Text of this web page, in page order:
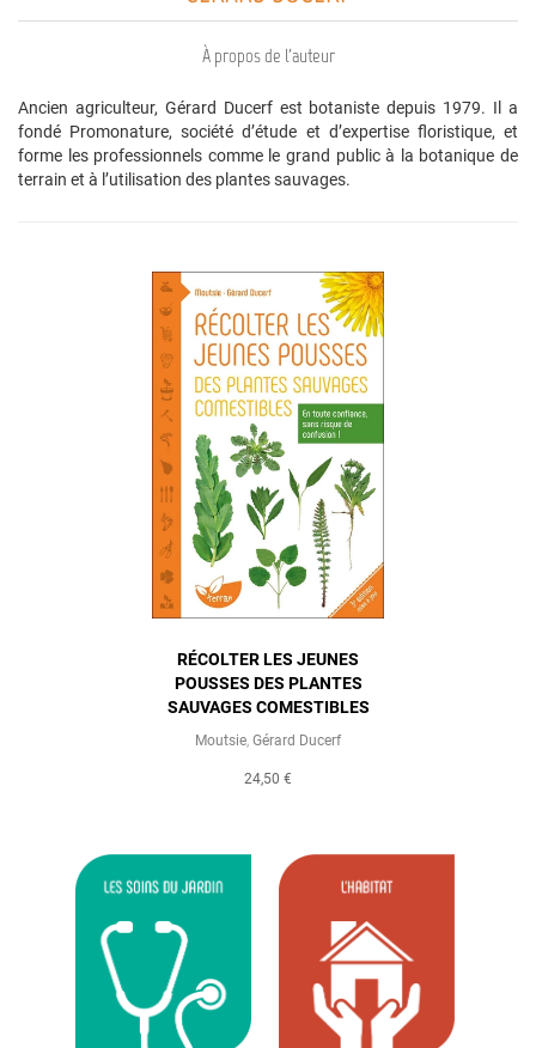
À propos de l'auteur
Ancien agriculteur, Gérard Ducerf est botaniste depuis 1979. Il a
fondé Promonature, société d’étude et d’expertise floristique, et
forme les professionnels comme le grand public à la botanique de
terrain et à l’utilisation des plantes sauvages.
RÉCOLTER LES JEUNES
POUSSES DES PLANTES
SAUVAGES COMESTIBLES
Moutsie Gérard Ducerf
24,50 €